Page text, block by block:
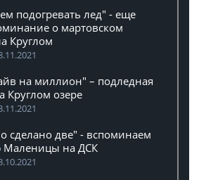
подогревать лед" - еще
о мартовском
Круглом
на миллион" – подледная
Круглом озере
сделано две" - вспоминаем
Маленицы на ДСК